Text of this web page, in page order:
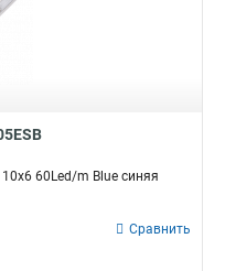
60Led/m Blue синяя
Сравнить